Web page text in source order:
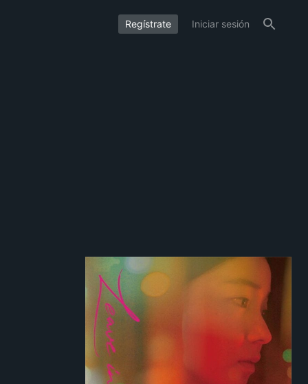
Regístrate Iniciar sesión